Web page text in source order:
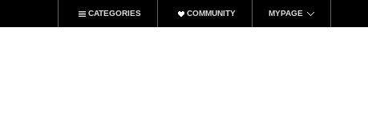
CATEGORIES COMMUNITY MYPAGE